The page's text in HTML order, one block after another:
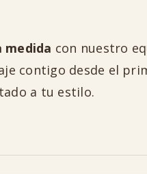
medida con nuestro
contigo desde el
a tu estilo.